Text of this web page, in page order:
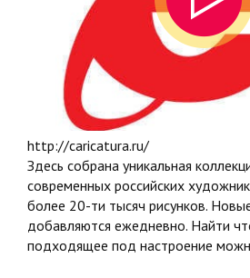
http://caricatura.ru/
Здесь собрана уникальная
современных российских
более 20-ти тысяч рисунков.
добавляются ежедневно. Найти
подходящее под настроение